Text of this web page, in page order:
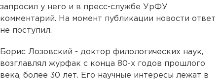
запросил у него и в пресс-службе УрФУ
комментарий. На момент публикации новости ответ
не поступил.
Борис Лозовский - доктор филологических наук,
возглавлял журфак с конца 80-х годов прошлого
века, более 30 лет. Его научные интересы лежат в